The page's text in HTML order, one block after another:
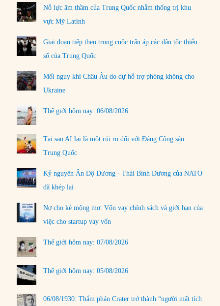
Nỗ lực âm thầm của Trung Quốc nhằm thống trị khu
vực Mỹ Latinh
Giai đoạn tiếp theo trong cuộc trấn áp các dân tộc thiểu
số của Trung Quốc
Mối nguy khi Châu Âu do dự hỗ trợ phòng không cho
Ukraine
Thế giới hôm nay: 06/08/2026
Tại sao AI lại là một rủi ro đối với Đảng Cộng sản
Trung Quốc
Kỷ nguyên Ấn Độ Dương - Thái Bình Dương của NATO
đã khép lại
Nợ cho kẻ mộng mơ: Vốn vay chính sách và giới hạn của
việc cho startup vay vốn
Thế giới hôm nay: 07/08/2026
Thế giới hôm nay: 05/08/2026
06/08/1930: Thẩm phán Crater trở thành “người mất tích